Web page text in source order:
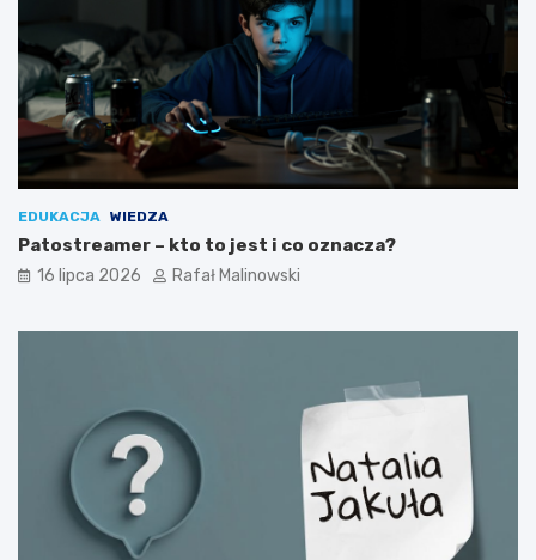
EDUKACJA WIEDZA
Patostreamer – kto to jest i co oznacza?
16 lipca 2026 Rafał Malinowski